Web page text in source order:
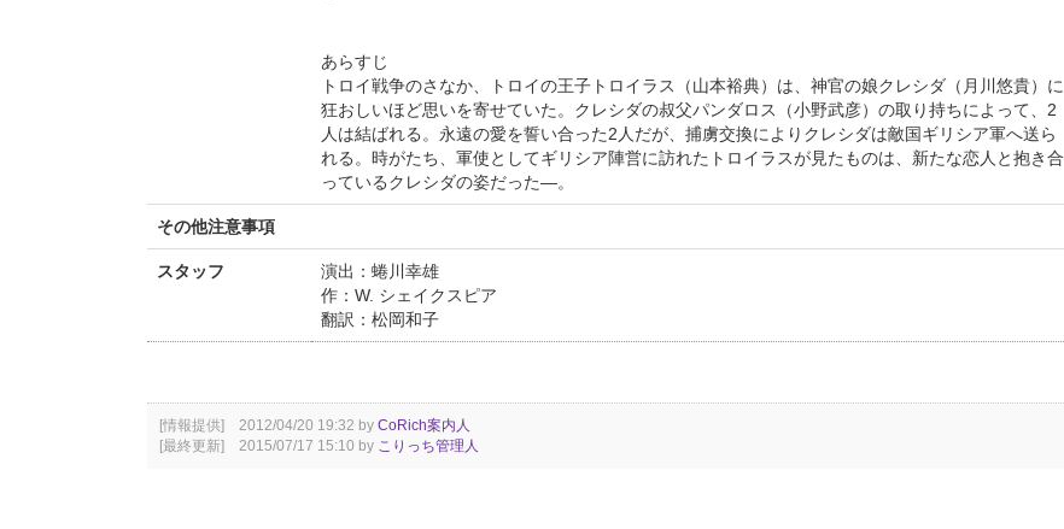
あらすじ
トロイ戦争のさなか、トロイの王子トロイラス（山本裕典）は、神官の娘クレシダ（月川悠貴）に
狂おしいほど思いを寄せていた。クレシダの叔父パンダロス（小野武彦）の取り持ちによって、2
人は結ばれる。永遠の愛を誓い合った2人だが、捕虜交換によりクレシダは敵国ギリシア軍へ送ら
れる。時がたち、軍使としてギリシア陣営に訪れたトロイラスが見たものは、新たな恋人と抱き合
っているクレシダの姿だった―。
その他注意事項
スタッフ
演出：蜷川幸雄
作：W. シェイクスピア
翻訳：松岡和子
[情報提供] 2012/04/20 19:32 by CoRich案内人
[最終更新] 2015/07/17 15:10 by こりっち管理人